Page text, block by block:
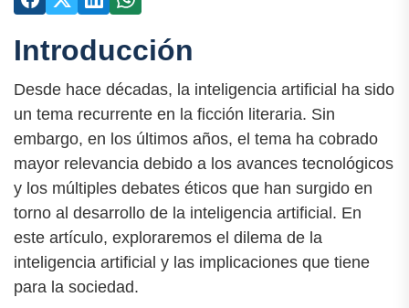
Introducción
Desde hace décadas, la inteligencia artificial ha sido
un tema recurrente en la ficción literaria. Sin
embargo, en los últimos años, el tema ha cobrado
mayor relevancia debido a los avances tecnológicos
y los múltiples debates éticos que han surgido en
torno al desarrollo de la inteligencia artificial. En
este artículo, exploraremos el dilema de la
inteligencia artificial y las implicaciones que tiene
para la sociedad.